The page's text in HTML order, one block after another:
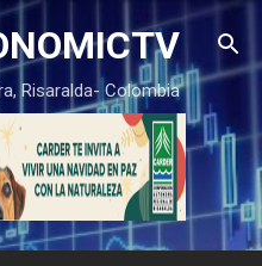
principal
Risaralda- Colombia